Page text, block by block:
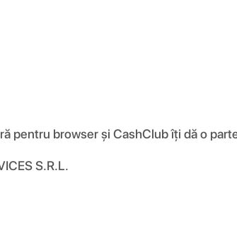
pentru browser și CashClub îți dă o
S.R.L.